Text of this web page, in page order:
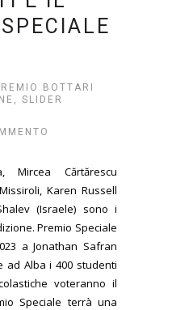
BOTTARI
, SLIDER
Mircea Cărtărescu
Karen Russell
(Israele) sono i
Premio Speciale
a Jonathan Safran
Alba i 400 studenti
voteranno il
Speciale terrà una